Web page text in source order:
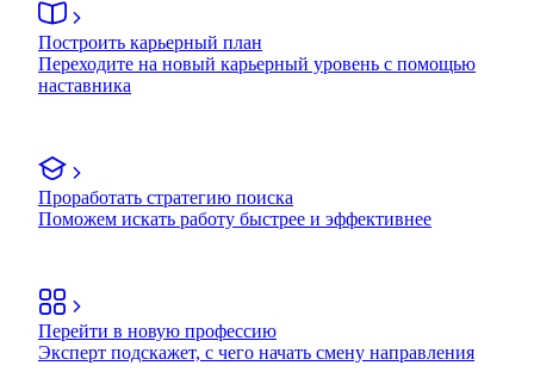
Построить карьерный план
Переходите на новый карьерный уровень с помощью
наставника
Проработать стратегию поиска
Поможем искать работу быстрее и эффективнее
Перейти в новую профессию
Эксперт подскажет, с чего начать смену направления